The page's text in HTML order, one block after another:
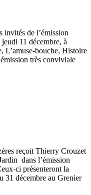
invités de l’émission
11 décembre, à
L’amuse-bouche, Histoire
très conviviale
reçoit Thierry Crouzet
dans l’émission
ci présenteront la
31 décembre au Grenier